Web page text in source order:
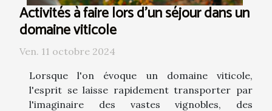
Activités à faire lors d'un séjour dans un
domaine viticole
Ven. 11 octobre 2024
Lorsque l'on évoque un domaine viticole,
l'esprit se laisse rapidement transporter par
l'imaginaire des vastes vignobles, des